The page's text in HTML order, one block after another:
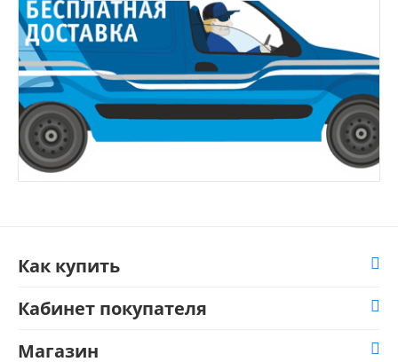
Как купить
Кабинет покупателя
Магазин